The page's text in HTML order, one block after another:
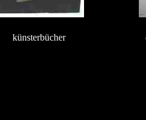
künsterbücher